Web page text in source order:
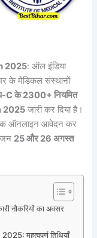
2025: ऑल इंडिया
के मेडिकल संस्थानों
C के 2300+ नियमित
2025 जारी कर दिया है।
ऑनलाइन आवेदन कर
25 और 26 अगस्त
नौकरियों का अवसर
महत्वपूर्ण तिथियाँ